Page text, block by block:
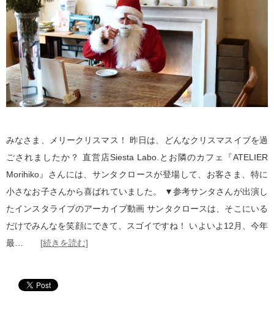
みなさま、メリークリスマス！ 昨日は、どんなクリスマスイブを過
ごされましたか？ 直営店Siesta Labo.とお隣のカフェ『ATELIER
Morihiko』さんには、サンタクロースが登場して、お客さま、特に
小さなお子さんから喜ばれていました。 ▼参考サンタさんが出演し
たインスタライブのアーカイブ動画 サンタクロースは、そこにいる
だけでみんなを笑顔にできて、スゴイですね！ いよいよ12月、今年
最… [続きを読む]